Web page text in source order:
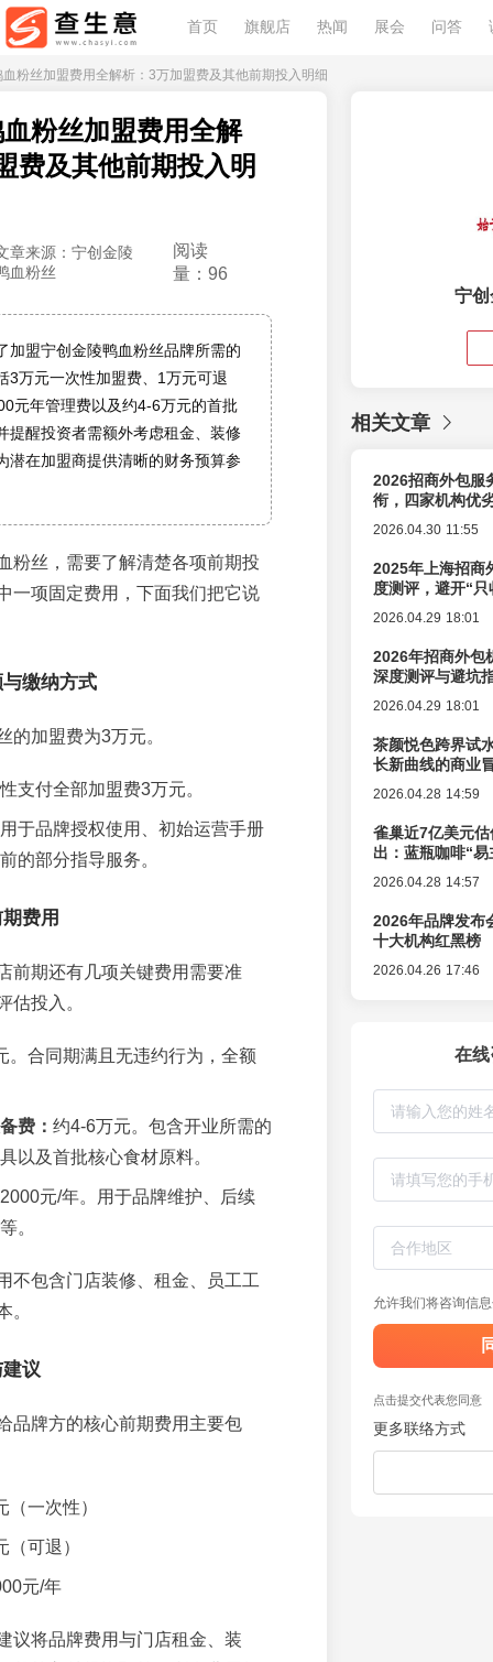
首页 旗舰店 热闻 展会 问答
粉丝加盟费用全解析：3万加盟费及其他前期投入明细
粉丝加盟费用全解
费及其他前期投入明
章来源：宁创金陵
血粉丝
阅读
量：96
加盟宁创金陵鸭血粉丝品牌所需的
3万元一次性加盟费、1万元可退
元年管理费以及约4-6万元的首批
提醒投资者需额外考虑租金、装修
潜在加盟商提供清晰的财务预算参
粉丝，需要了解清楚各项前期投
一项固定费用，下面我们把它说
缴纳方式
的加盟费为3万元。
支付全部加盟费3万元。
于品牌授权使用、初始运营手册
的部分指导服务。
费用
前期还有几项关键费用需要准
估投入。
。合同期满且无违约行为，全额
费： 约4-6万元。包含开业所需的
以及首批核心食材原料。
2000元/年。用于品牌维护、后续
。
不包含门店装修、租金、员工工
。
议
品牌方的核心前期费用主要包
一次性）
可退）
元/年
议将品牌费用与门店租金、装
宁
相关文章
2026招商外包服
衔，四家机构优
2026.04.30 11:55
2025年上海招商
度测评，避开“
2026.04.29 18:01
2026年招商外包
深度测评与避坑
2026.04.29 18:01
茶颜悦色跨界试
长新曲线的商业
2026.04.28 14:59
雀巢近7亿美元
出：蓝瓶咖啡“
2026.04.28 14:57
2026年品牌发布
十大机构红黑榜
2026.04.26 17:46
在
允许我们将咨询信
点击提交代表您同意
更多联络方式